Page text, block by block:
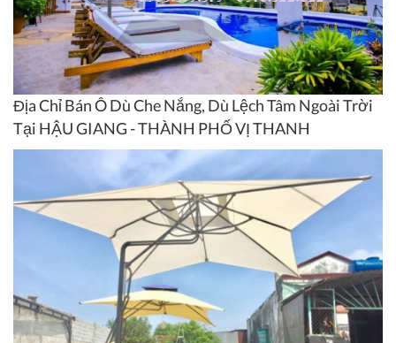
Địa Chỉ Bán Ô Dù Che Nắng, Dù Lệch Tâm Ngoài Trời
Tại HẬU GIANG - THÀNH PHỐ VỊ THANH